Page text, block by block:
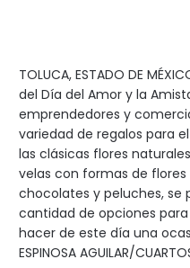
TOLUCA, ESTADO DE
del Día del Amor y la
emprendedores y
variedad de regalos para
las clásicas flores
velas con formas de flores
chocolates y peluches, se
cantidad de opciones
hacer de este día una
ESPINOSA AGUILAR/